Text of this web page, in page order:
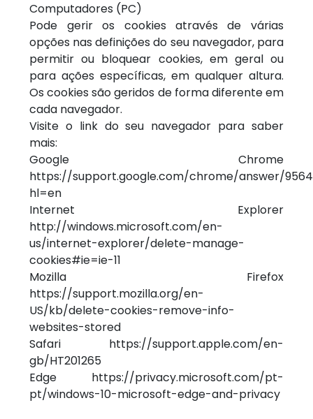
Computadores (PC)
Pode gerir os cookies através de várias
opções nas definições do seu navegador, para
permitir ou bloquear cookies, em geral ou
para ações específicas, em qualquer altura.
Os cookies são geridos de forma diferente em
cada navegador.
Visite o link do seu navegador para saber
mais:
Google Chrome
https://support.google.com/chrome/answer/
hl=en
Internet Explorer
http://windows.microsoft.com/en-
us/internet-explorer/delete-manage-
cookies#ie=ie-11
Mozilla Firefox
https://support.mozilla.org/en-
US/kb/delete-cookies-remove-info-
websites-stored
Safari https://support.apple.com/en-
gb/HT201265
Edge https://privacy.microsoft.com/pt-
pt/windows-10-microsoft-edge-and-privacy